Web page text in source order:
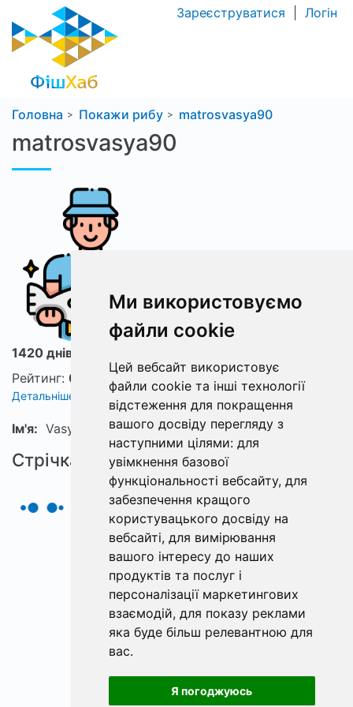
Ми використовуємо
файли cookie
Цей вебсайт використовує
файли cookie та інші технології
відстеження для покращення
вашого досвіду перегляду з
наступними цілями: для
увімкнення базової
функціональності вебсайту, для
забезпечення кращого
користувацького досвіду на
вебсайті, для вимірювання
вашого інтересу до наших
продуктів та послуг і
персоналізації маркетингових
взаємодій, для показу реклами
яка буде більш релевантною для
вас.
Я погоджуюсь
Зареєструватися Логін
Головна Покажи рибу matrosvasya90
matrosvasya90
1420 днів з ФішХаб
Рейтинг: 0
Детальніше про рейтинг
Ім'я: Vasya
Стрічка